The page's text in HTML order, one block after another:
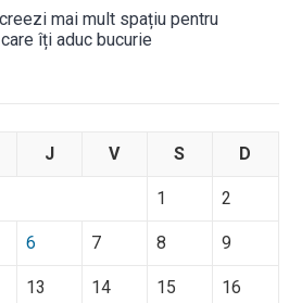
mai mult spațiu pentru
îți aduc bucurie
J V S D
1 2
6 7 8 9
13 14 15 16